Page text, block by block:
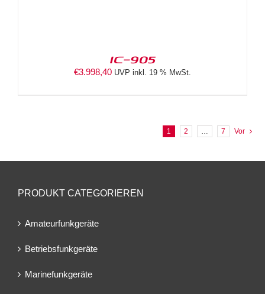
IC-905
€3.998,40 UVP inkl. 19 % MwSt.
1 2 … 7 Vor
PRODUKT CATEGORIEREN
Amateurfunkgeräte
Betriebsfunkgeräte
Marinefunkgeräte